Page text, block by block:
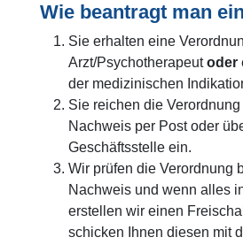
Wie beantragt man
Sie erhalten eine
Arzt/Psychotherapeutoder
der medizinischen
Sie reichen die Verordnung
Nachweis per Post oder
Geschäftsstelle ein.
Wir prüfen die Verordnung
Nachweis und wenn alles
erstellen wir einen
schicken Ihnen diesen mit